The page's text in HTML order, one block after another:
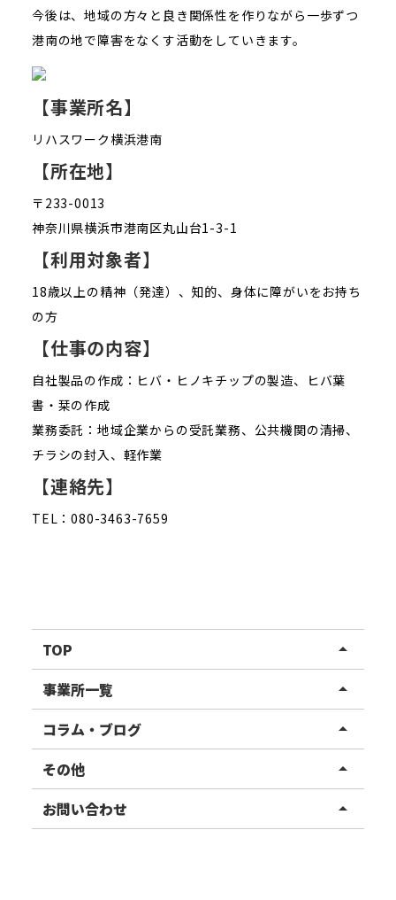
今後は、地域の方々と良き関係性を作りながら一歩ずつ
港南の地で障害をなくす活動をしていきます。
【事業所名】
リハスワーク横浜港南
【所在地】
〒233-0013
神奈川県横浜市港南区丸山台1-3-1
【利用対象者】
18歳以上の精神（発達）、知的、身体に障がいをお持ち
の方
【仕事の内容】
自社製品の作成：ヒバ・ヒノキチップの製造、ヒバ葉
書・栞の作成
業務委託：地域企業からの受託業務、公共機関の清掃、
チラシの封入、軽作業
【連絡先】
TEL：080-3463-7659
TOP arrow_drop_up
リハスワーク
リハスファーム
事業所一覧 arrow_drop_up
関東エリア
東北エリア
甲信越エリア
コラム・ブログ arrow_drop_up
事業所ブログ
ご利用者様の声
その他 arrow_drop_up
お知らせ
お問い合わせ arrow_drop_up